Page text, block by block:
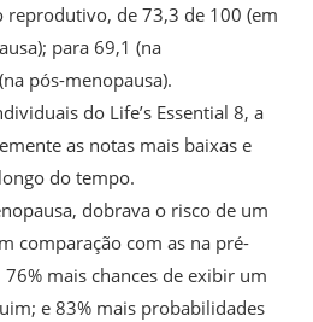
reprodutivo, de 73,3 de 100 (em
para 69,1 (na
pós-menopausa).
do Life’s Essential 8, a
as notas mais baixas e
do tempo.
dobrava o risco de um
comparação com as na pré-
mais chances de exibir um
e 83% mais probabilidades